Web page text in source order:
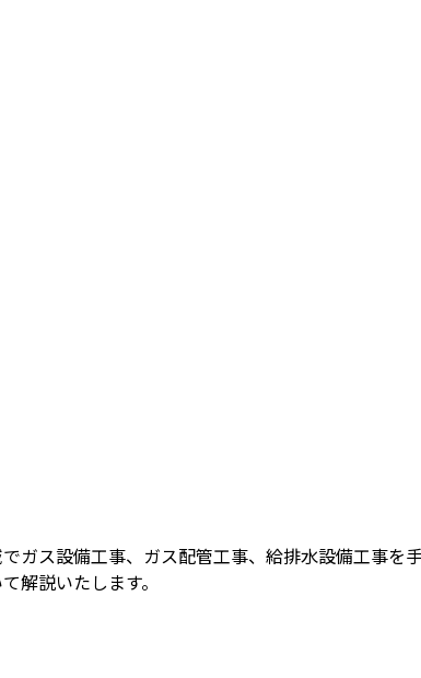
ス設備工事、ガス配管工事、給排水設備工事を手
解説いたします。